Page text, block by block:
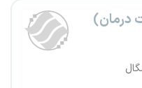
درمان)